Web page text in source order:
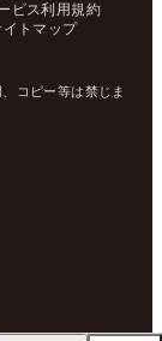
ビス利用規約
イトマップ
コピー等は禁じま